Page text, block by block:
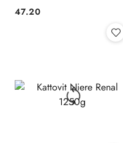
Cena:
47.20